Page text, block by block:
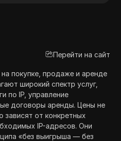
гарантирует
и юридических норм,
Перейти на сайт
покупке, продаже и аренде
широкий спектр услуг,
по IP, управление
договоры аренды. Цены не
зависят от конкретных
IP-адресов. Они
«без выигрыша — без